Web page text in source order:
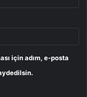
için adım, e-posta